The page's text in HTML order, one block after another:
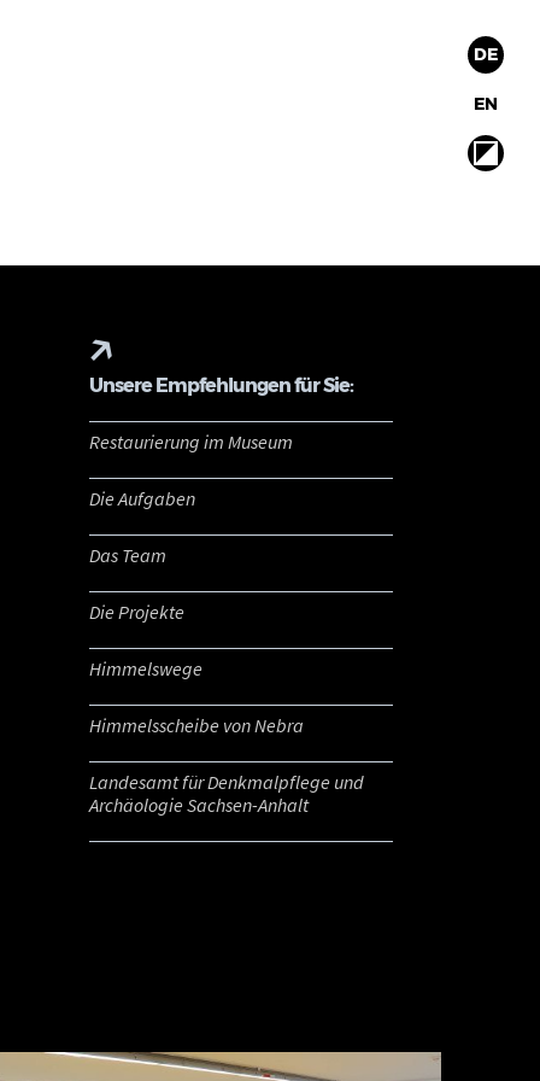
DE
EN
Unsere Empfehlungen für Sie:
Restaurierung im Museum
Die Aufgaben
Das Team
Die Projekte
Himmelswege
Himmelsscheibe von Nebra
Landesamt für Denkmalpflege und
Archäologie Sachsen-Anhalt